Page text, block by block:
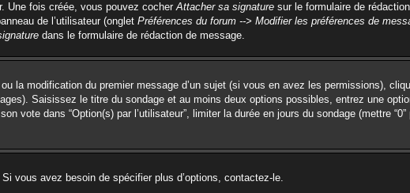
Une fois créée, vous pouvez cocherAttacher sa signature sur le formulaire de
de l’utilisateur (onglet Préférences du forum --> Modifier les préférences de
dans le formulaire de rédaction de message.
la modification du premier message d’un sujet (si vous en avez les permissions),
Saisissez le titre du sondage et au moins deux options possibles, entrez une
vote dans “Option(s) par l’utilisateur”, limiter la durée en jours du sondage (mettre
vous avez besoin de spécifier plus d’options, contactez-le.